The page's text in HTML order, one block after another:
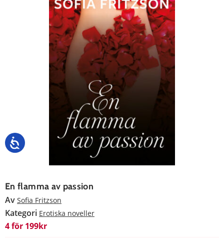
En flamma av passion
Av Sofia Fritzson
Kategori Erotiska noveller
4 för 199kr